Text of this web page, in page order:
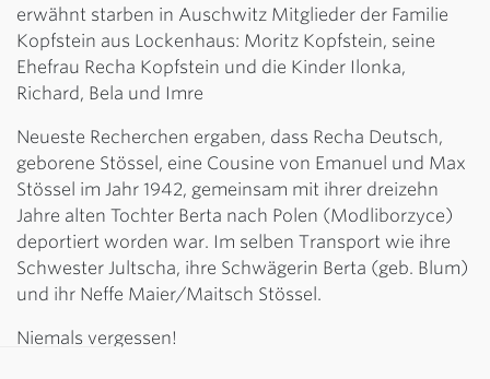
erwähnt starben in Auschwitz Mitglieder der Familie
Kopfstein aus Lockenhaus: Moritz Kopfstein, seine
Ehefrau Recha Kopfstein und die Kinder Ilonka,
Richard, Bela und Imre
Neueste Recherchen ergaben, dass Recha Deutsch,
geborene Stössel, eine Cousine von Emanuel und Max
Stössel im Jahr 1942, gemeinsam mit ihrer dreizehn
Jahre alten Tochter Berta nach Polen (Modliborzyce)
deportiert worden war. Im selben Transport wie ihre
Schwester Jultscha, ihre Schwägerin Berta (geb. Blum)
und ihr Neffe Maier/Maitsch Stössel.
Niemals vergessen!